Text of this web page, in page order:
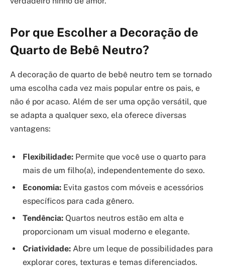
Por que Escolher a Decoração de
Quarto de Bebê Neutro?
A decoração de quarto de bebê neutro tem se tornado
uma escolha cada vez mais popular entre os pais, e
não é por acaso. Além de ser uma opção versátil, que
se adapta a qualquer sexo, ela oferece diversas
vantagens:
Flexibilidade: Permite que você use o quarto para
mais de um filho(a), independentemente do sexo.
Economia: Evita gastos com móveis e acessórios
específicos para cada gênero.
Tendência: Quartos neutros estão em alta e
proporcionam um visual moderno e elegante.
Criatividade: Abre um leque de possibilidades para
explorar cores, texturas e temas diferenciados.